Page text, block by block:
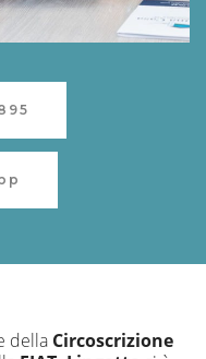
della Circoscrizione